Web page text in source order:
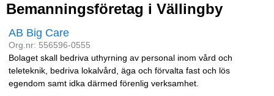
Bemanningsföretag i Vällingby
AB Big Care
Org.nr: 556596-0555
Bolaget skall bedriva uthyrning av personal inom vård och
teleteknik, bedriva lokalvård, äga och förvalta fast och lös
egendom samt idka därmed förenlig verksamhet.